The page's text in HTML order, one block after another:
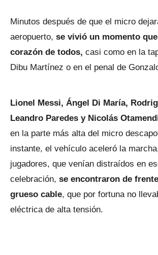
Minutos después de que el micro
aeropuerto, se vivió un momento
corazón de todos, casi como en la
Dibu Martínez o en el penal de
Lionel Messi, Ángel Di María,
Leandro Paredes y Nicolás
en la parte más alta del micro
instante, el vehículo aceleró la
jugadores, que venían distraídos en
celebración, se encontraron de
grueso cable, que por fortuna no
eléctrica de alta tensión.